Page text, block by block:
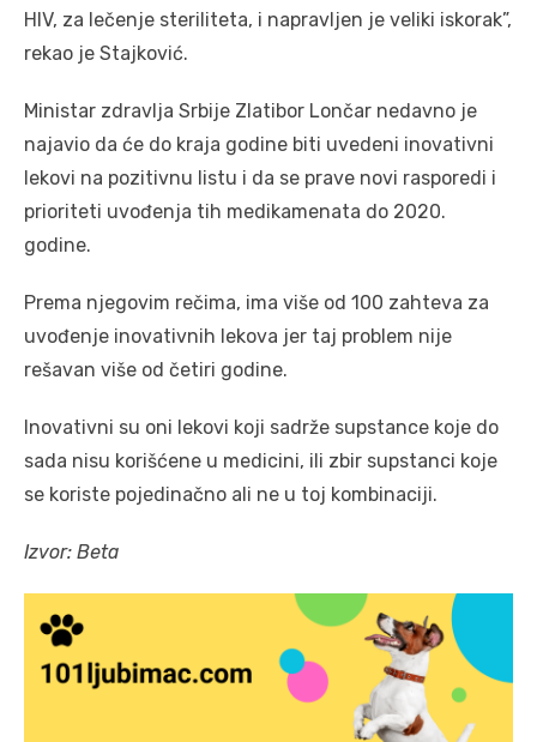
HIV, za lečenje steriliteta, i napravljen je veliki iskorak”,
rekao je Stajković.
Ministar zdravlja Srbije Zlatibor Lončar nedavno je
najavio da će do kraja godine biti uvedeni inovativni
lekovi na pozitivnu listu i da se prave novi rasporedi i
prioriteti uvođenja tih medikamenata do 2020.
godine.
Prema njegovim rečima, ima više od 100 zahteva za
uvođenje inovativnih lekova jer taj problem nije
rešavan više od četiri godine.
Inovativni su oni lekovi koji sadrže supstance koje do
sada nisu korišćene u medicini, ili zbir supstanci koje
se koriste pojedinačno ali ne u toj kombinaciji.
Izvor: Beta